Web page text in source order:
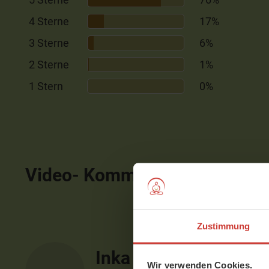
Zustimmung
Wir verwenden Cookies.
4 Sterne
17%
3 Sterne
6%
2 Sterne
1%
1 Stern
0%
Video- Kommentare
Inka